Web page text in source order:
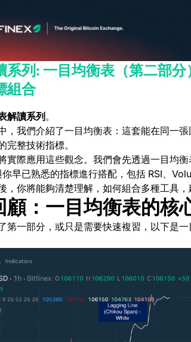
系列: 一目均衡表（第二部
組合
解讀系列。
，我們介紹了一目均衡表：這套能在同一
完整技術指標。
實際應用這些觀念。我們會先透過一目均
早已熟悉的指標進行搭配，包括 RSI、
，你將能夠清楚理解，如何組合多種工具，
顧：一目均衡表的核
第一部分，或只是需要快速複習，以下是